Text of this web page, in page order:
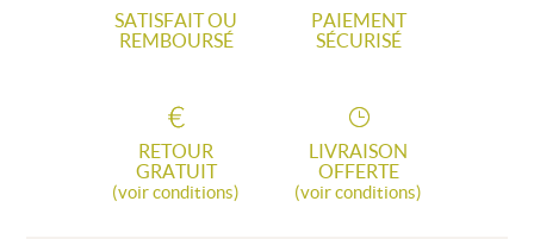
SATISFAIT OU
REMBOURSÉ
PAIEMENT
SÉCURISÉ
RETOUR
GRATUIT
(voir conditions)
LIVRAISON
OFFERTE
(voir conditions)